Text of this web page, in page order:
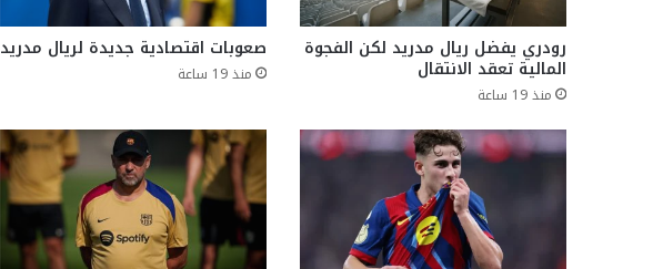
رودري يفضل ريال مدريد لكن الفجوة
المالية تعقد الانتقال
منذ 19 ساعة
صعوبات اقتصادية جديدة لريال مدريد
منذ 19 ساعة